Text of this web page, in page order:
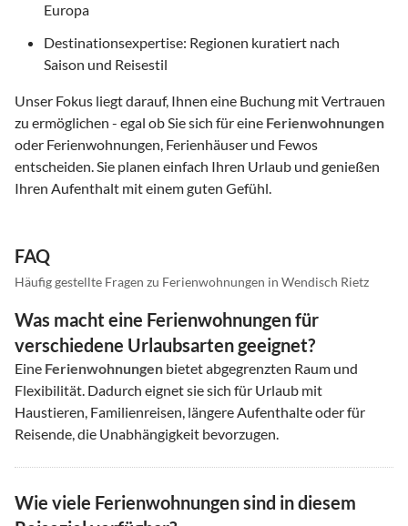
Europa
Destinationsexpertise: Regionen kuratiert nach
Saison und Reisestil
Unser Fokus liegt darauf, Ihnen eine Buchung mit Vertrauen
zu ermöglichen - egal ob Sie sich für eine Ferienwohnungen
oder Ferienwohnungen, Ferienhäuser und Fewos
entscheiden. Sie planen einfach Ihren Urlaub und genießen
Ihren Aufenthalt mit einem guten Gefühl.
FAQ
Häufig gestellte Fragen zu Ferienwohnungen in Wendisch Rietz
Was macht eine Ferienwohnungen für
verschiedene Urlaubsarten geeignet?
Eine Ferienwohnungen bietet abgegrenzten Raum und
Flexibilität. Dadurch eignet sie sich für Urlaub mit
Haustieren, Familienreisen, längere Aufenthalte oder für
Reisende, die Unabhängigkeit bevorzugen.
Wie viele Ferienwohnungen sind in diesem